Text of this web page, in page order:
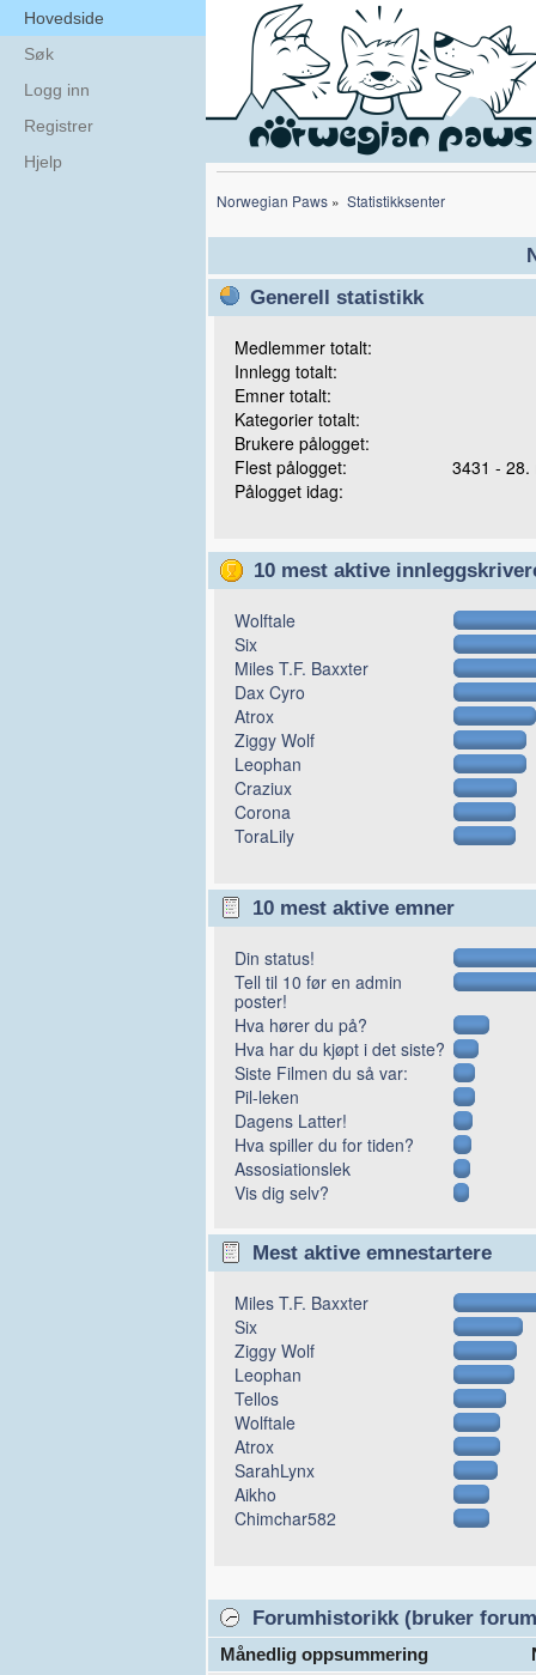
Hovedside
Søk
Logg inn
Registrer
Hjelp
Norwegian Paws » Statistikksenter
Generell statistikk
Medlemmer totalt:
Innlegg totalt:
Emner totalt:
Kategorier totalt:
Brukere pålogget:
Flest pålogget:
3431 - 28.
Pålogget idag:
10 mest aktive
Wolftale
Six
Miles T.F. Baxxter
Dax Cyro
Atrox
Ziggy Wolf
Leophan
Craziux
Corona
ToraLily
10 mest aktive emner
Din status!
Tell til 10 før en admin
poster!
Hva hører du på?
Hva har du kjøpt i det siste?
Siste Filmen du så var:
Pil-leken
Dagens Latter!
Hva spiller du for tiden?
Assosiationslek
Vis dig selv?
Mest aktive emnestartere
Miles T.F. Baxxter
Six
Ziggy Wolf
Leophan
Tellos
Wolftale
Atrox
SarahLynx
Aikho
Chimchar582
Forumhistorikk (bruker
Månedlig oppsummering